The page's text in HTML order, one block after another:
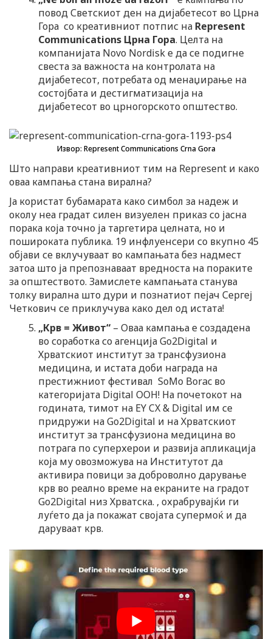
повод Светскиот ден на дијабетесот во Црна
Гора со креативниот потпис на Represent
Communications Црна Гора. Целта на
компанијата Novo Nordisk е да се подигне
свеста за важноста на контролата на
дијабетесот, потребата од менаџирање на
состојбата и дестигматизација на
дијабетесот во црногорското општество.
Извор: Represent Communications Crna Gora
Што направи креативниот тим на Represent и како
оваа кампања стана вирална?
Ја користат бубамарата како симбол за надеж и
околу неа градат силен визуелен приказ со јасна
порака која точно ја таргетира целната, но и
пошироката публика. 19 инфлуенсери со вкупно 45
објави се вклучуваат во кампањата без надмест
затоа што ја препознаваат вредноста на пораките
за општеството. Замислете кампањата станува
толку вирална што дури и познатиот пејач Сергеј
Четкович се приклучува како дел од истата!
„Крв = Живот“ – Оваа кампања е создадена
во соработка со агенција Go2Digital и
Хрватскиот институт за трансфузиона
медицина, и истата доби награда на
престижниот фестивал SoMo Borac во
категоријата Digital OOH! На почетокот на
годината, тимот на EY CX & Digital им се
придружи на Go2Digital и на Хрватскиот
институт за трансфузиона медицина во
потрага по суперхерои и развија апликација
која му овозможува на Институтот да
активира повици за доброволно дарување
крв во реално време на екраните на градот
Go2Digital низ Хрватска. , охрабрувајќи ги
луѓето да ја покажат својата супермоќ и да
даруваат крв.